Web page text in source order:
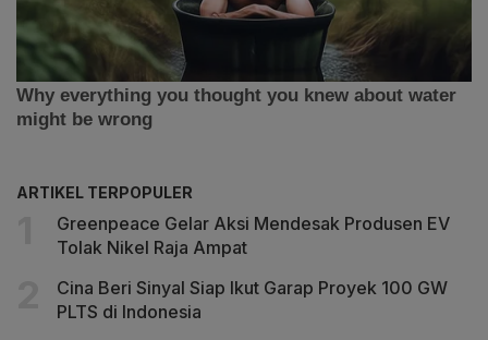
ARTIKEL TERPOPULER
Greenpeace Gelar Aksi Mendesak Produsen EV
Tolak Nikel Raja Ampat
Cina Beri Sinyal Siap Ikut Garap Proyek 100 GW
PLTS di Indonesia